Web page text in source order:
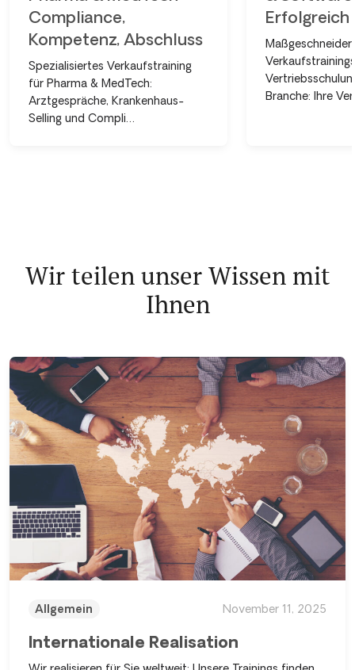
Compliance,
Kompetenz, Abschluss
Spezialisiertes Verkaufstraining
für Pharma & MedTech:
Arztgespräche, Krankenhaus-
Selling und Compli…
Erfolgreich
Branche: Ihre
Wir teilen unser Wissen mit
Ihnen
Allgemein November 11, 2025
Internationale Realisation